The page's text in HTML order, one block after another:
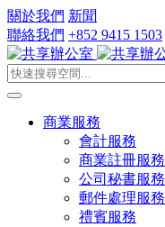
關於我們 新聞
聯絡我們 +852 9415 1503
商業服務
會計服務
商業註冊服務
公司秘書服務
郵件處理服務
禮賓服務